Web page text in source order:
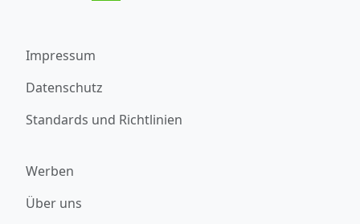
Impressum
Datenschutz
Standards und Richtlinien
Werben
Über uns